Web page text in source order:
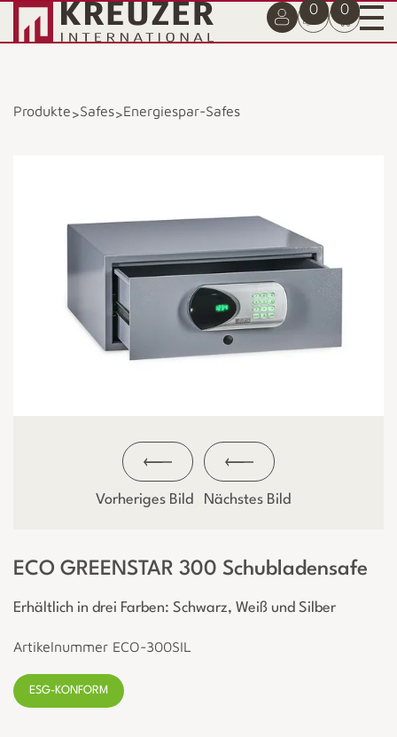
0 0
Produkte>Safes>Energiespar-Safes
Vorheriges Bild Nächstes Bild
ECO GREENSTAR 300 Schubladensafe
Erhältlich in drei Farben: Schwarz, Weiß und Silber
Artikelnummer ECO-300SIL
ESG-KONFORM